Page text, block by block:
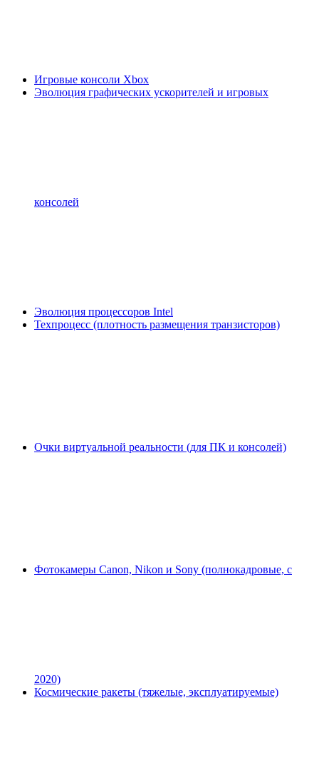
Игровые консоли Xbox
Эволюция графических ускорителей и игровых
консолей
Эволюция процессоров Intel
Техпроцесс (плотность размещения транзисторов)
Очки виртуальной реальности (для ПК и консолей)
Фотокамеры Canon, Nikon и Sony (полнокадровые, с
2020)
Космические ракеты (тяжелые, эксплуатируемые)